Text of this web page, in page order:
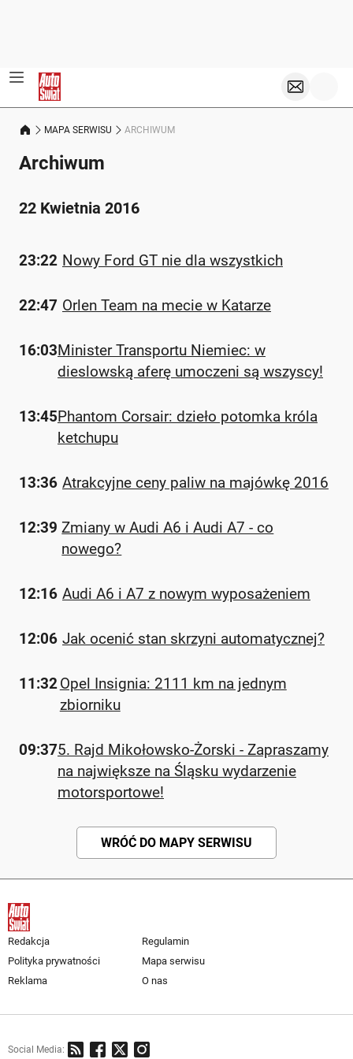
MAPA SERWISU ARCHIWUM
Archiwum
22 Kwietnia 2016
23:22 Nowy Ford GT nie dla wszystkich
22:47 Orlen Team na mecie w Katarze
16:03Minister Transportu Niemiec: w
dieslowską aferę umoczeni są wszyscy!
13:45Phantom Corsair: dzieło potomka króla
ketchupu
13:36 Atrakcyjne ceny paliw na majówkę 2016
12:39 Zmiany w Audi A6 i Audi A7 - co
nowego?
12:16 Audi A6 i A7 z nowym wyposażeniem
12:06 Jak ocenić stan skrzyni automatycznej?
11:32Opel Insignia: 2111 km na jednym
zbiorniku
09:375. Rajd Mikołowsko-Żorski - Zapraszamy
na największe na Śląsku wydarzenie
motorsportowe!
WRÓĆ DO MAPY SERWISU
Redakcja
Regulamin
Polityka prywatności
Mapa serwisu
Reklama
O nas
Social Media: